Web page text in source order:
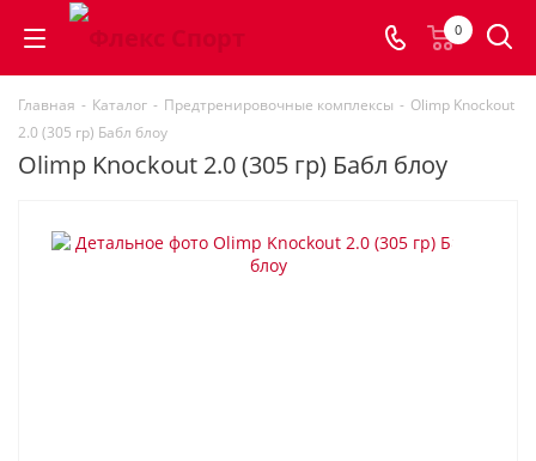
0
Главная - Каталог - Предтренировочные комплексы - Olimp Knockout
2.0 (305 гр) Бабл блоу
Olimp Knockout 2.0 (305 гр) Бабл блоу